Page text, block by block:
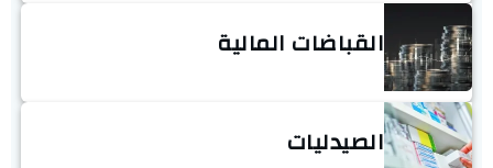
القباضات المالية
الصيدليات